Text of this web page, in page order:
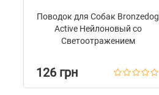
Поводок для Собак Bronzedog
Active Нейлоновый со
Светоотражением
126 грн